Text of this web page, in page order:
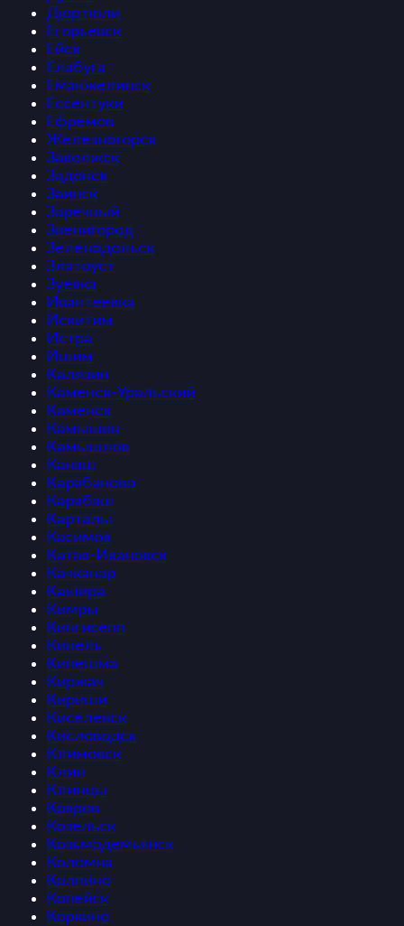
Дюртюли
Егорьевск
Ейск
Елабуга
Еманжелинск
Ессентуки
Ефремов
Железногорск
Заволжск
Задонск
Заинск
Заречный
Звенигород
Зеленодольск
Златоуст
Зуевка
Ивантеевка
Искитим
Истра
Ишим
Калязин
Каменск-Уральский
Каменск
Камышин
Камышлов
Канаш
Карабаново
Карабаш
Карталы
Касимов
Катав-Ивановск
Качканар
Кашира
Кимры
Кингисепп
Кинель
Кинешма
Киржач
Кириши
Киселевск
Кисловодск
Климовск
Клин
Клинцы
Ковров
Козельск
Козьмодемьянск
Коломна
Колпино
Копейск
Коркино